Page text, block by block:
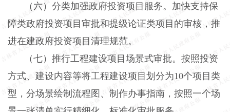
（六）分类加强政府投资项目服务。 加快支持保
障类政府投资项目审批和提级论证类项目的审核，推
进在建政府投资项目清理规范。
（七）推行工程建设项目场景式审批。 按照投资
方式、建设内容等将工程建设项目划分为10个项目类
型，分场景绘制流程图、制作办事指南，按照一个场